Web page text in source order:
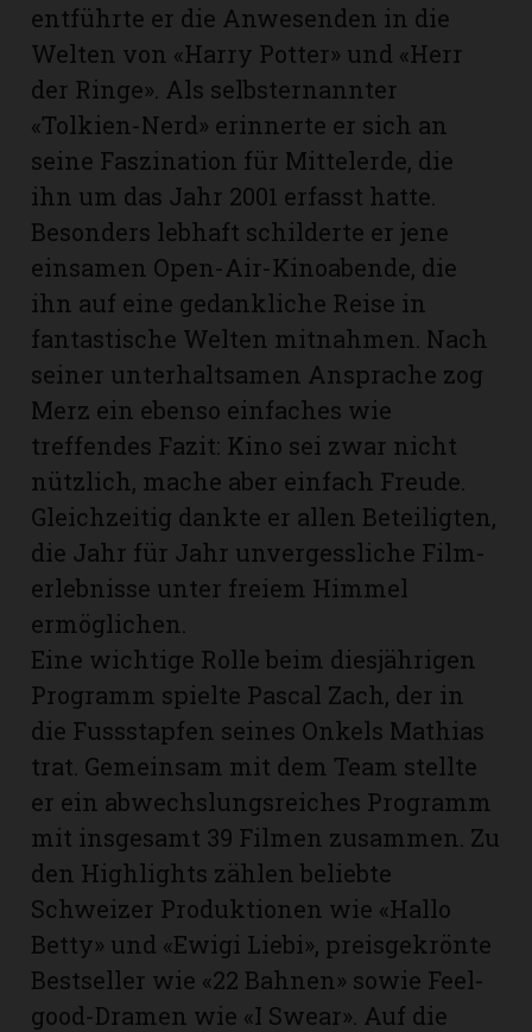
entführte er die Anwesenden in die
Welten von «Harry Potter» und «Herr
der Ringe». Als selbsternannter
«Tolkien-Nerd» erinnerte er sich an
seine Faszination für Mittelerde, die
ihn um das Jahr 2001 erfasst hatte.
Besonders lebhaft schilderte er jene
einsamen Open-Air-Kinoabende, die
ihn auf eine gedankliche Reise in
fantastische Welten mitnahmen. Nach
seiner unterhaltsamen Ansprache zog
Merz ein ebenso einfaches wie
treffendes Fazit: Kino sei zwar nicht
nützlich, mache aber einfach Freude.
Gleichzeitig dankte er allen Beteiligten,
die Jahr für Jahr unvergessliche Film­
erlebnisse unter freiem Himmel
ermöglichen.
Eine wichtige Rolle beim diesjährigen
Programm spielte Pascal Zach, der in
die Fussstapfen seines Onkels Mathias
trat. Gemeinsam mit dem Team stellte
er ein abwechslungsreiches Programm
mit insgesamt 39 Filmen zusammen. Zu
den Highlights zählen beliebte
Schweizer Produktionen wie «Hallo
Betty» und «Ewigi Liebi», preisgekrönte
Bestseller wie «22 Bahnen» sowie Feel-
good-Dramen wie «I Swear». Auf die